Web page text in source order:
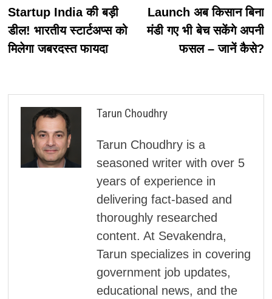
Startup India की बड़ी
डील! भारतीय स्टार्टअप्स को
मिलेगा जबरदस्त फायदा
Launch अब किसान बिना
मंडी गए भी बेच सकेंगे अपनी
फसल – जानें कैसे?
Tarun Choudhry
Tarun Choudhry is a
seasoned writer with over 5
years of experience in
delivering fact-based and
thoroughly researched
content. At Sevakendra,
Tarun specializes in covering
government job updates,
educational news, and the